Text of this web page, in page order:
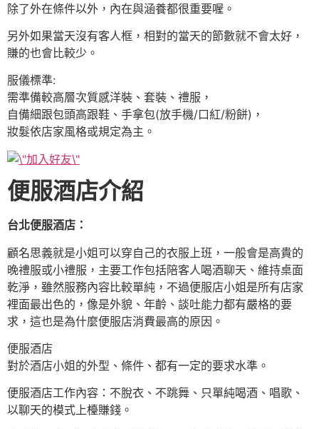
除了外在條件以外，內在與涵養都很重要喔。
另外如果當天沒有客人框，相對的當天的節數就不會太好，
賺的也會比較少。
服儀標準:
需準備較高層次質感洋裝、套裝、禮服，
自備細跟包頭高跟鞋、手拿包(放手機/口紅/粉餅)，
妝髮依店家風格或規定為主。
便服酒店介紹
台北便服酒店：
顧名思義就是小姐可以穿自己的衣服上班，一般會是高貴的
晚禮服或小禮服，主要工作包括陪客人喝酒聊天、維持桌面
乾淨，雖然服務內容比較單純，不過便服店小姐是所有店家
裡面最出色的，像是外貌、年齡、談吐能力都有嚴格的要
求，這也是為什麼便服店消費最高的原因。
便服酒店
對於酒店小姐的外型、條件、都有一定的要求水準。
便服酒店工作內容：不脫衣、不跳舞、只單純喝酒、唱歌、
以聊天的模式上檯賺錢。